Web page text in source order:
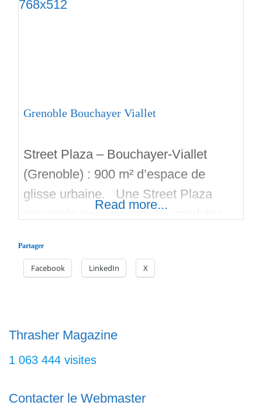
Grenoble Bouchayer Viallet
Street Plaza – Bouchayer-Viallet
(Grenoble) : 900 m² d’espace de
glisse urbaine. Une Street Plaza
securisée qui propose des modules
rails, murets, plans inclinés, dédiés au
skateboard, au roller, à la trottinette
l’écoquartier Bouchayer Viallet; Le
Skatepark Street Plaza vient renforcer
Read more...
Partager
Facebook LinkedIn X
Thrasher Magazine
1 063 444 visites
Contacter le Webmaster